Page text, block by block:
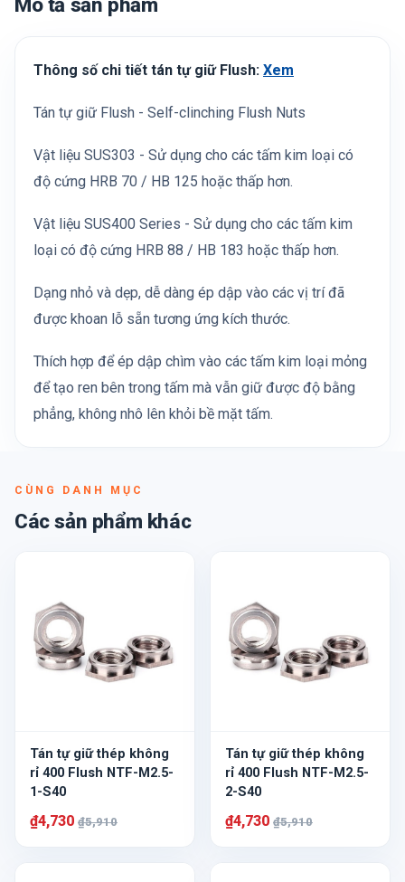
Thông số chi tiết tán tự giữ Flush: Xem
Tán tự giữ Flush - Self-clinching Flush Nuts
Vật liệu SUS303 - Sử dụng cho các tấm kim loại có
độ cứng HRB 70 / HB 125 hoặc thấp hơn.
Vật liệu SUS400 Series - Sử dụng cho các tấm kim
loại có độ cứng HRB 88 / HB 183 hoặc thấp hơn.
Dạng nhỏ và dẹp, dễ dàng ép dập vào các vị trí đã
được khoan lỗ sẵn tương ứng kích thước.
Thích hợp để ép dập chìm vào các tấm kim loại mỏng
để tạo ren bên trong tấm mà vẫn giữ được độ bằng
phẳng, không nhô lên khỏi bề mặt tấm.
CÙNG DANH MỤC
Các sản phẩm khác
Tán tự giữ thép không
rỉ 400 Flush NTF-M2.5-
1-S40
₫4,730 ₫5,910
Tán tự giữ thép không
rỉ 400 Flush NTF-M2.5-
2-S40
₫4,730 ₫5,910